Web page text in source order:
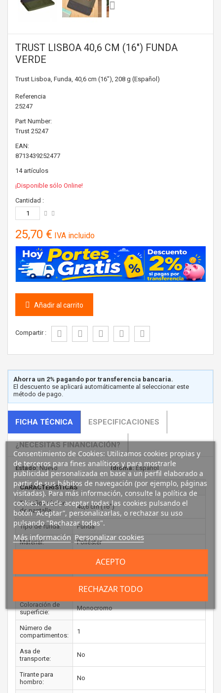
TRUST LISBOA 40,6 CM (16") FUNDA
VERDE
Trust Lisboa, Funda, 40,6 cm (16"), 208 g (Español)
Referencia
25247
Part Number:
Trust 25247
EAN:
8713439252477
14 artículos
¡Disponible sólo Online!
Cantidad :
25,70 € IVA incluido
Añadir al carrito
Compartir :
Ahorra un 2% pagando por transferencia bancaria.
El descuento se aplicará automáticamente al seleccionar este
método de pago.
FICHA TÉCNICA ESPECIFICACIONES
¿NECESITAS FINANCIACIÓN?
Estado:Nuevo Idioma:Español
CARACTERÍSTICAS
Tamaño máximo
de pantalla:
40,6 cm (16")
Tipo de funda: Funda
Material: Poliéster
Universal
Coloración de
superficie:
Monocromo
Número de
compartimentos:
1
Asa de
transporte:
No
Tirante para
hombro:
No
Consentimiento de Cookies: Utilizamos cookies propias y
de terceros para fines analíticos y para mostrarle
publicidad personalizada en base a un perfil elaborado a
partir de sus hábitos de navegación (por ejemplo, páginas
visitadas). Para más información, consulte la política de
cookies. Puede aceptar todas las cookies pulsando el
botón “Aceptar”, personalizarlas, o rechazar su uso
pulsando "Rechazar todas".
Más información Personalizar cookies
RECHAZAR TODO
ACEPTO